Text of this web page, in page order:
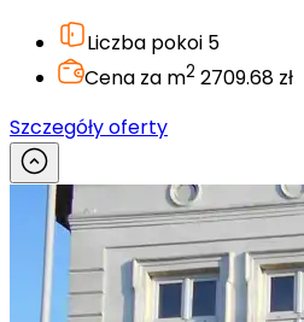
Liczba pokoi 5
Cena za m2 2709.68 zł
Szczegóły oferty